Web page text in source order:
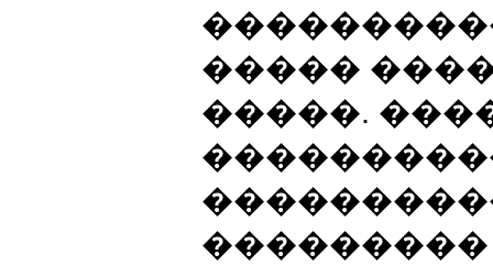
�����
�����.
���������